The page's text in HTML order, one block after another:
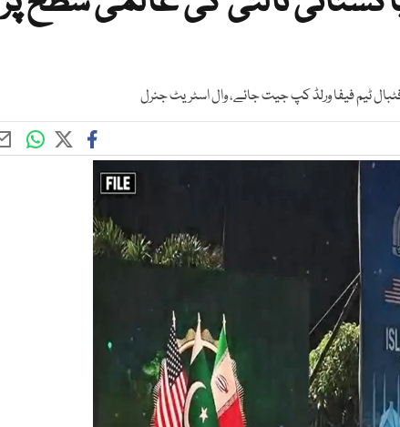
ٹیم فیفا ورلڈ کپ جیت جائے، وال اسٹریٹ جنرل